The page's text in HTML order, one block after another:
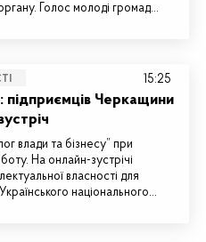
Голос молоді громад…
підприємців Черкащини
влади та бізнесу” при
На онлайн-зустрічі
власності для
національного…
15:25